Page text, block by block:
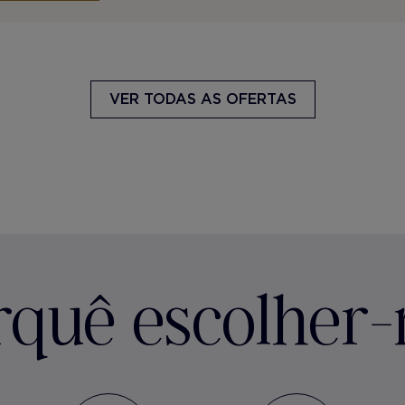
VER TODAS AS OFERTAS